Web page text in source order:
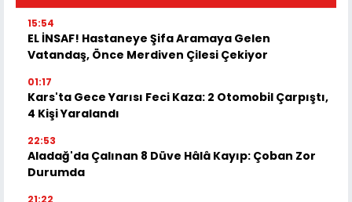
15:54
EL İNSAF! Hastaneye Şifa Aramaya Gelen
Vatandaş, Önce Merdiven Çilesi Çekiyor
01:17
Kars'ta Gece Yarısı Feci Kaza: 2 Otomobil Çarpıştı,
4 Kişi Yaralandı
22:53
Aladağ'da Çalınan 8 Düve Hâlâ Kayıp: Çoban Zor
Durumda